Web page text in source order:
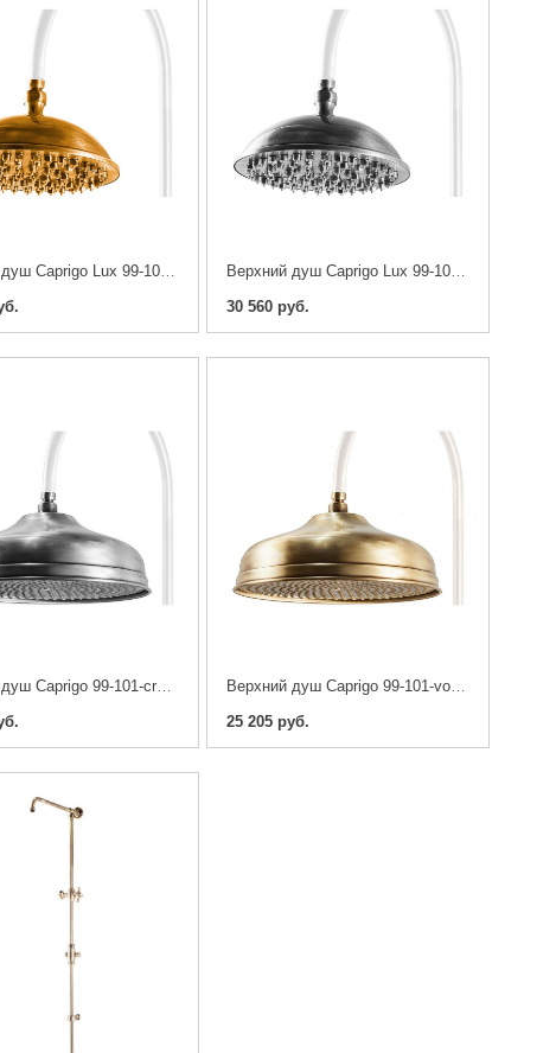
Верхний душ Caprigo Lux 99-102-oro 23 см
Верхний душ Caprigo Lux 99-102-crm 23 см
30 560 руб.
25 205 руб.